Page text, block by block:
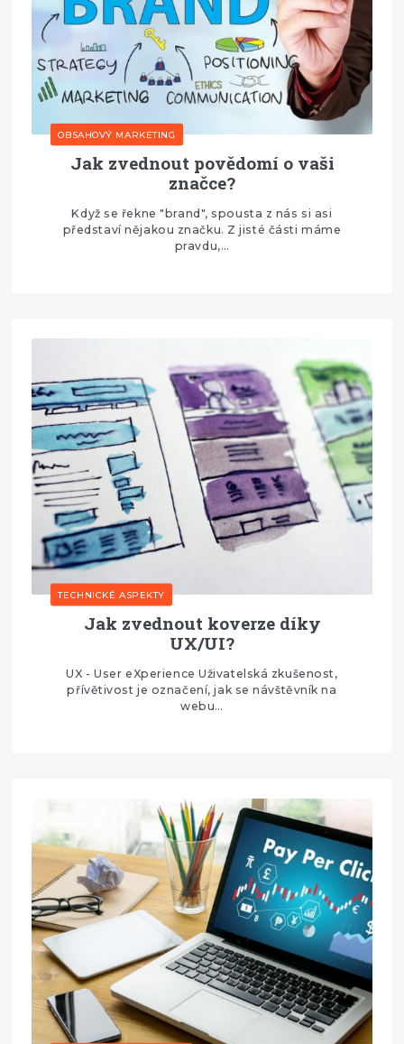
OBSAHOVÝ MARKETING
Jak zvednout povědomí o vaši
značce?
Když se řekne "brand", spousta z nás si asi
představí nějakou značku. Z jisté části máme
pravdu,…
TECHNICKÉ ASPEKTY
Jak zvednout koverze díky
UX/UI?
UX - User eXperience Uživatelská zkušenost,
přívětivost je označení, jak se návštěvník na
webu…